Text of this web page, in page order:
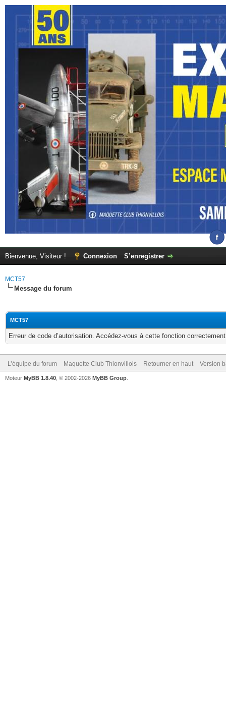
Bienvenue, Visiteur ! Connexion S’enregistrer
MCT57
Message du forum
MCT57
Erreur de code d’autorisation. Accédez-vous à cette fonction
L’équipe du forum Maquette Club Thionvillois Retourner en haut Version
Moteur MyBB 1.8.40 , © 2002-2026 MyBB Group